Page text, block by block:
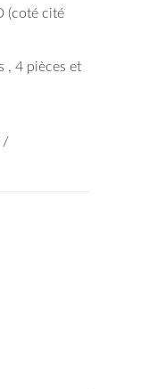
(coté cité
, 4 pièces et
/